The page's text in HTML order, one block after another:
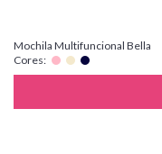
Mochila Multifuncional Bella
Cores: